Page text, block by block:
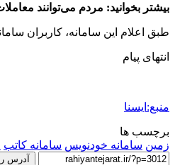
بیشتر بخوانید: مردم می‌توانند
طبق اعلام این سامانه، کاربران
انتهای پیام
منبع:ایسنا
برچسب ها
زمین سامانه خودنویس سامانه کاتب
آدرس